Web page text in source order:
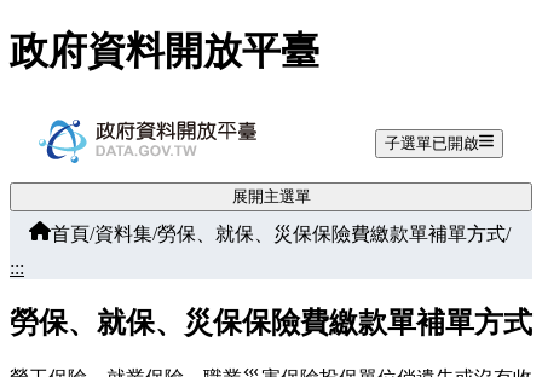
跳至主要內容
政府資料開放平臺
子選單已開啟
展開主選單
首頁/資料集/勞保、就保、災保保險費繳款單補單方式/
:::
勞保、就保、災保保險費繳款單補單方式